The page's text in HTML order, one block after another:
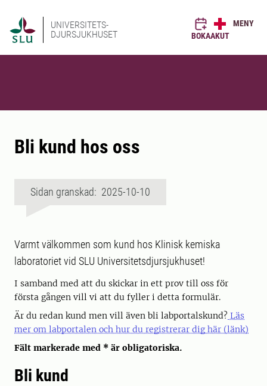
UNIVERSITETS-
DJURSJUKHUSET
BOKAAKUT
MENY
Bli kund hos oss
Sidan granskad: 2025-10-10
Varmt välkommen som kund hos Klinisk kemiska
laboratoriet vid SLU Universitetsdjursjukhuset!
I samband med att du skickar in ett prov till oss för
första gången vill vi att du fyller i detta formulär.
Är du redan kund men vill även bli labportalskund? Läs
mer om labportalen och hur du registrerar dig här (länk)
Fält markerade med * är obligatoriska.
Bli kund